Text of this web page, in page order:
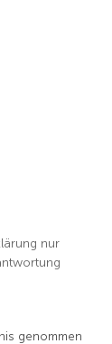
nur
genommen